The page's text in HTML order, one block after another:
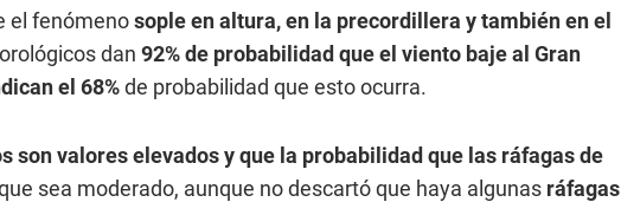
el fenómenosople en altura, en la precordillera y también en el
dan 92% de probabilidad que el viento baje al Gran
el 68%de probabilidad que esto ocurra.
son valores elevados y que la probabilidad que las ráfagas de
sea moderado, aunque no descartó que haya algunas ráfagas